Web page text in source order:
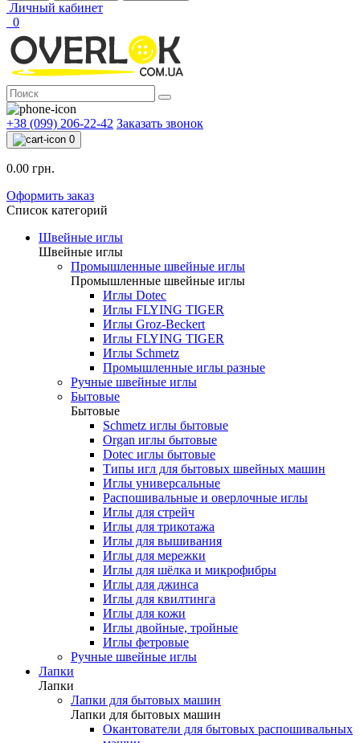
Личный кабинет
0
+38 (099) 206-22-42 Заказать звонок
0
0.00 грн.
Оформить заказ
Список категорий
Швейные иглы
Швейные иглы
Промышленные швейные иглы
Промышленные швейные иглы
Иглы Dotec
Иглы FLYING TIGER
Иглы Groz-Beckert
Иглы FLYING TIGER
Иглы Schmetz
Промышленные иглы разные
Ручные швейные иглы
Бытовые
Бытовые
Schmetz иглы бытовые
Organ иглы бытовые
Dotec иглы бытовые
Типы игл для бытовых швейных машин
Иглы универсальные
Распошивальные и оверлочные иглы
Иглы для стрейч
Иглы для трикотажа
Иглы для вышивания
Иглы для мережки
Иглы для шёлка и микрофибры
Иглы для джинса
Иглы для квилтинга
Иглы для кожи
Иглы двойные, тройные
Иглы фетровые
Ручные швейные иглы
Лапки
Лапки
Лапки для бытовых машин
Лапки для бытовых машин
Окантователи для бытовых распошивальных